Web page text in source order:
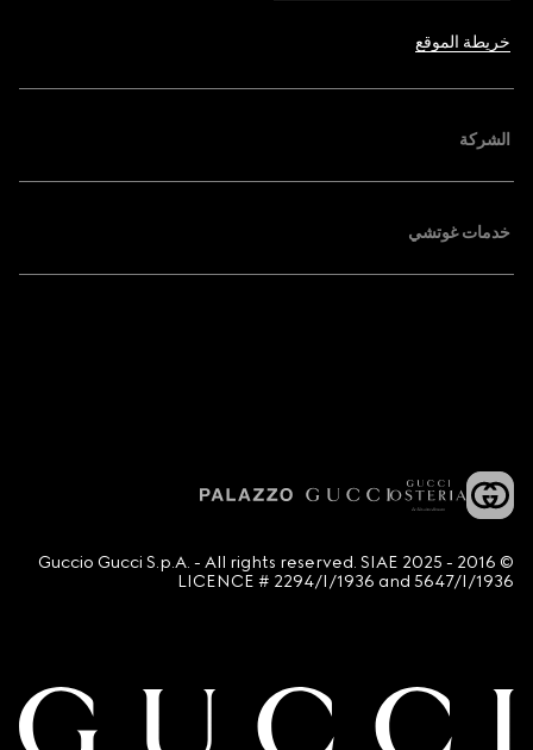
خريطة الموقع
الشركة
خدمات غوتشي
© 2016 - 2025 Guccio Gucci S.p.A. - All rights reserved. SIAE
LICENCE # 2294/I/1936 and 5647/I/1936